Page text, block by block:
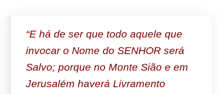
“E há de ser que todo aquele que
invocar o Nome do SENHOR será
Salvo; porque no Monte Sião e em
Jerusalém haverá Livramento